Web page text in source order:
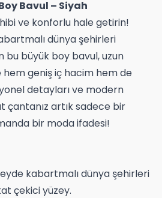
Bavul – Siyah
ve konforlu hale getirin!
dünya şehirleri
bu büyük boy bavul, uzun
hem geniş iç hacim hem de
detayları ve modern
çantanız artık sadece bir
bir moda ifadesi!
kabartmalı dünya şehirleri
çekici yüzey.